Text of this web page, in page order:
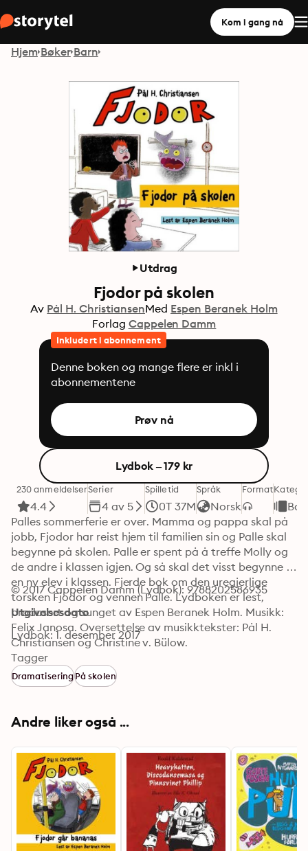
Kom i gang nå
Hjem Bøker Barn
Utdrag
Fjodor på skolen
Av Pål H. ChristiansenMed Espen Beranek Holm
Forlag Cappelen Damm
Inkludert i abonnement
Denne boken og mange flere er inkl i
abonnementene
Prøv nå
Lydbok – 179 kr
230 anmeldelser
4.4
Serier
4 av 5
Spilletid
0T 37M
Språk
Norsk
Format
Palles sommerferie er over. Mamma og pappa skal på
jobb, Fjodor har reist hjem til familien sin og Palle skal
begynne på skolen. Palle er spent på å treffe Molly og
de andre i klassen igjen. Og så skal det visst begynne
en ny elev i klassen. Fjerde bok om den uregjerlige
torsken Fjodor og vennen Palle. Lydboken er lest,
produsert og sunget av Espen Beranek Holm. Musikk:
Felix Janosa. Oversettelse av musikktekster: Pål H.
Christiansen og Christine v. Bülow.
© 2017 Cappelen Damm (Lydbok): 9788202586935
Utgivelsesdato
Lydbok: 1. desember 2017
Tagger
DramatiseringPå skolen
Andre liker også ...